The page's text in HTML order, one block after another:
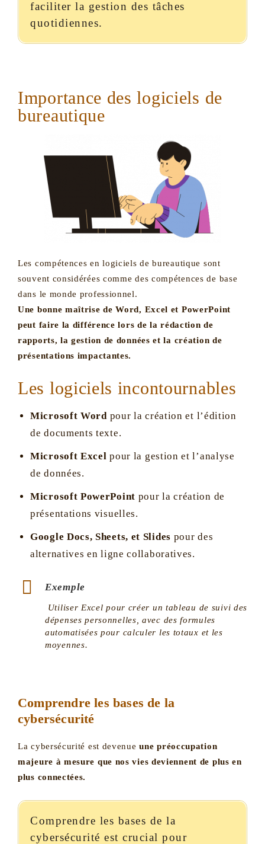
faciliter la gestion des tâches
quotidiennes.
Importance des logiciels de
bureautique
Les compétences en logiciels de bureautique sont
souvent considérées comme des compétences de base
dans le monde professionnel.
Une bonne maîtrise de Word, Excel et PowerPoint
peut faire la différence lors de la rédaction de
rapports, la gestion de données et la création de
présentations impactantes.
Les logiciels incontournables
Microsoft Word pour la création et l’édition
de documents texte.
Microsoft Excel pour la gestion et l’analyse
de données.
Microsoft PowerPoint pour la création de
présentations visuelles.
Google Docs, Sheets, et Slides pour des
alternatives en ligne collaboratives.
Exemple
Utiliser Excel pour créer un tableau de suivi des
dépenses personnelles, avec des formules
automatisées pour calculer les totaux et les
moyennes.
Comprendre les bases de la
cybersécurité
La cybersécurité est devenueune préoccupation
majeure à mesure que nos vies deviennent de plus en
plus connectées.
Comprendre les bases de la
cybersécurité est crucial pour